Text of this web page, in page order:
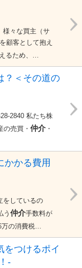
様々な買主（サ
顧客として抱え
るため、…
？＜その道の
2840 私たち株
売買・ 仲介・
かかる費用
をしているの
う 仲介手数料が
の消費税…
をつけるポイ
-